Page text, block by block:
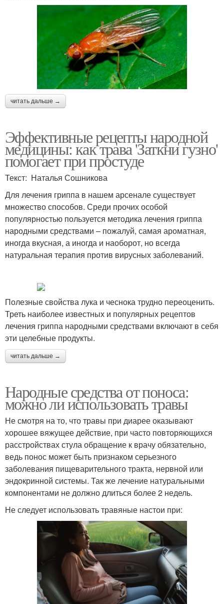
читать дальше →
Эффективные рецепты народной
медицины: как трава 'Заткни гузно'
помогает при простуде
Текст: Наталья Сошникова
Для лечения гриппа в нашем арсенале существует
множество способов. Среди прочих особой
популярностью пользуется методика лечения гриппа
народными средствами – пожалуй, самая ароматная,
иногда вкусная, а иногда и наоборот, но всегда
натуральная терапия против вирусных заболеваний.
Полезные свойства лука и чеснока трудно переоценить.
Треть наиболее известных и популярных рецептов
лечения гриппа народными средствами включают в себя
эти целебные продукты.
читать дальше →
Народные средства от поноса:
можно ли использовать травы
Не смотря на то, что травы при диарее оказывают
хорошее вяжущее действие, при часто повторяющихся
расстройствах стула обращение к врачу обязательно,
ведь понос может быть признаком серьезного
заболевания пищеварительного тракта, нервной или
эндокринной системы. Так же лечение натуральными
компонентами не должно длиться более 2 недель.
Не следует использовать травяные настои при: